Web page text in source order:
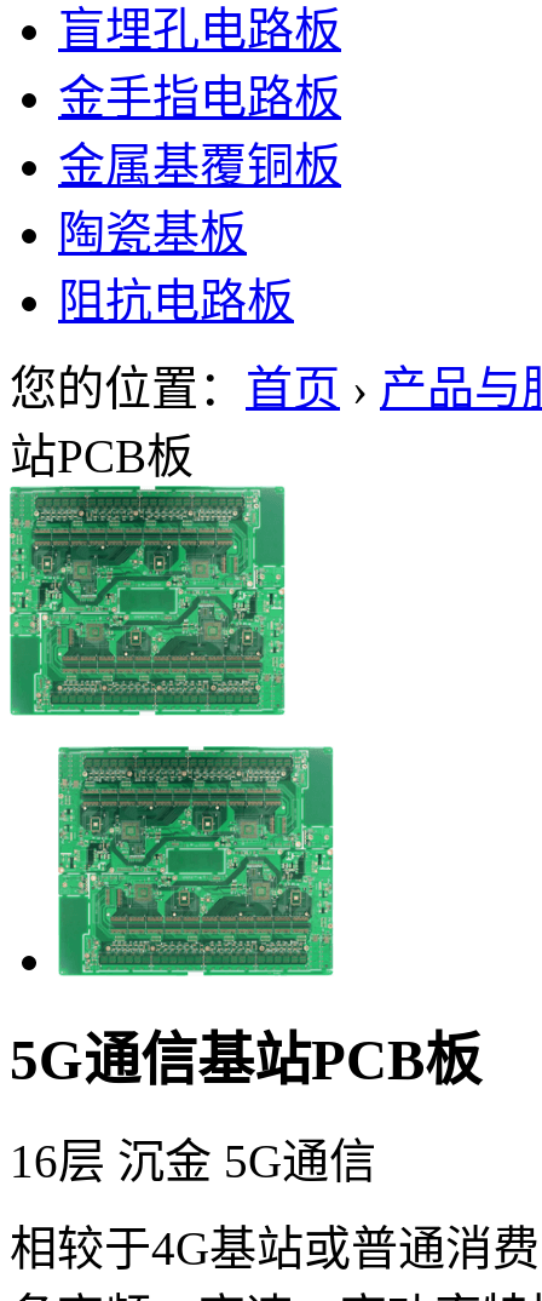
盲埋孔电路板
金手指电路板
金属基覆铜板
陶瓷基板
阻抗电路板
您的位置： 首页 › 产品与
站PCB板
5G通信基站PCB板
16层 沉金 5G通信
相较于4G基站或普通消